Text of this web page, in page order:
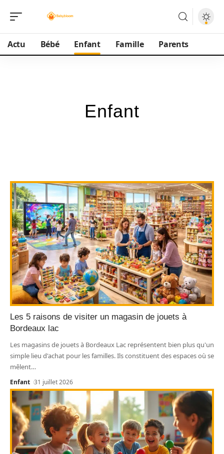
Actu Bébé Enfant Famille Parents
Enfant
Les 5 raisons de visiter un magasin de jouets à
Bordeaux lac
Les magasins de jouets à Bordeaux Lac représentent bien plus qu'un
simple lieu d'achat pour les familles. Ils constituent des espaces où se
mêlent…
Enfant 31 juillet 2026